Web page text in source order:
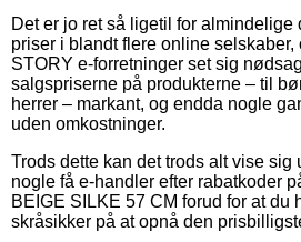
Det er jo ret så ligetil for
priser i blandt flere online
STORY e-forretninger set sig
salgspriserne på produkterne – til
herrer – markant, og endda nogle
uden omkostninger.
Trods dette kan det trods alt vise sig
nogle få e-handler efter rabatkoder
BEIGE SILKE 57 CM forud for at du
skråsikker på at opnå den